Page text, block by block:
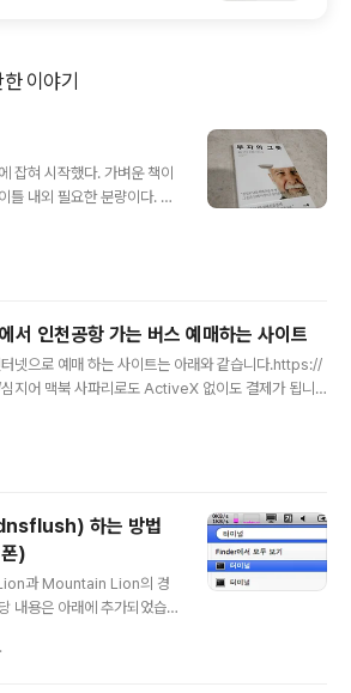
이야기
잡혀 시작했다. 가벼운 책이
틀 내외 필요한 분량이다. 이
. 누구라도 주인공과같은 인
서 인천공항 가는 버스 예매하는 사이트
넷으로 예매 하는 사이트는 아래와 같습니다.https://
어 맥북 사파리로도 ActiveX 없이도 결제가 됩니
하는 방법
)
과 Mountain Lion의 경
내용은 아래에 추가되었습
다. 여러가지 이유가 있지만,